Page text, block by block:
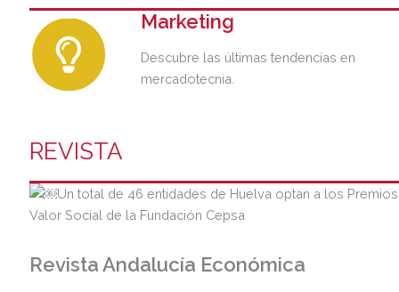
Marketing
Descubre las últimas tendencias en
mercadotecnia.
REVISTA
Revista Andalucía Económica